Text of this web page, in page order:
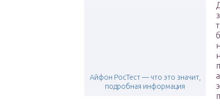
Айфон РосТест — что это значит,
подробная информация